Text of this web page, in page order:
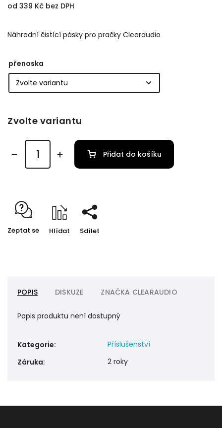
od 339 Kč bez DPH
Náhradní čistící pásky pro pračky Clearaudio
přenoska
Zvolte variantu
Přidat do košíku
Zeptat se Hlídat Sdílet
POPIS DISKUZE ZNAČKA CLEARAUDIO
Popis produktu není dostupný
Kategorie:
Příslušenství
Záruka: 2 roky